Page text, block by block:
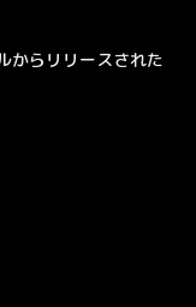
からリリースされた